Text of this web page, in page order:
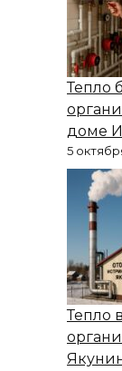
Тепло
доме
5
Тепло